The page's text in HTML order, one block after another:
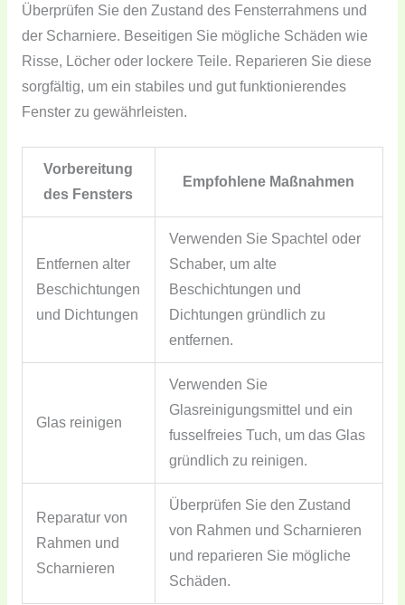
Überprüfen Sie den Zustand des Fensterrahmens und
der Scharniere. Beseitigen Sie mögliche Schäden wie
Risse, Löcher oder lockere Teile. Reparieren Sie diese
sorgfältig, um ein stabiles und gut funktionierendes
Fenster zu gewährleisten.
Vorbereitung
des Fensters
Empfohlene Maßnahmen
Entfernen alter
Beschichtungen
und Dichtungen
Verwenden Sie Spachtel oder
Schaber, um alte
Beschichtungen und
Dichtungen gründlich zu
entfernen.
Glas reinigen
Verwenden Sie
Glasreinigungsmittel und ein
fusselfreies Tuch, um das Glas
gründlich zu reinigen.
Reparatur von
Rahmen und
Scharnieren
Überprüfen Sie den Zustand
von Rahmen und Scharnieren
und reparieren Sie mögliche
Schäden.